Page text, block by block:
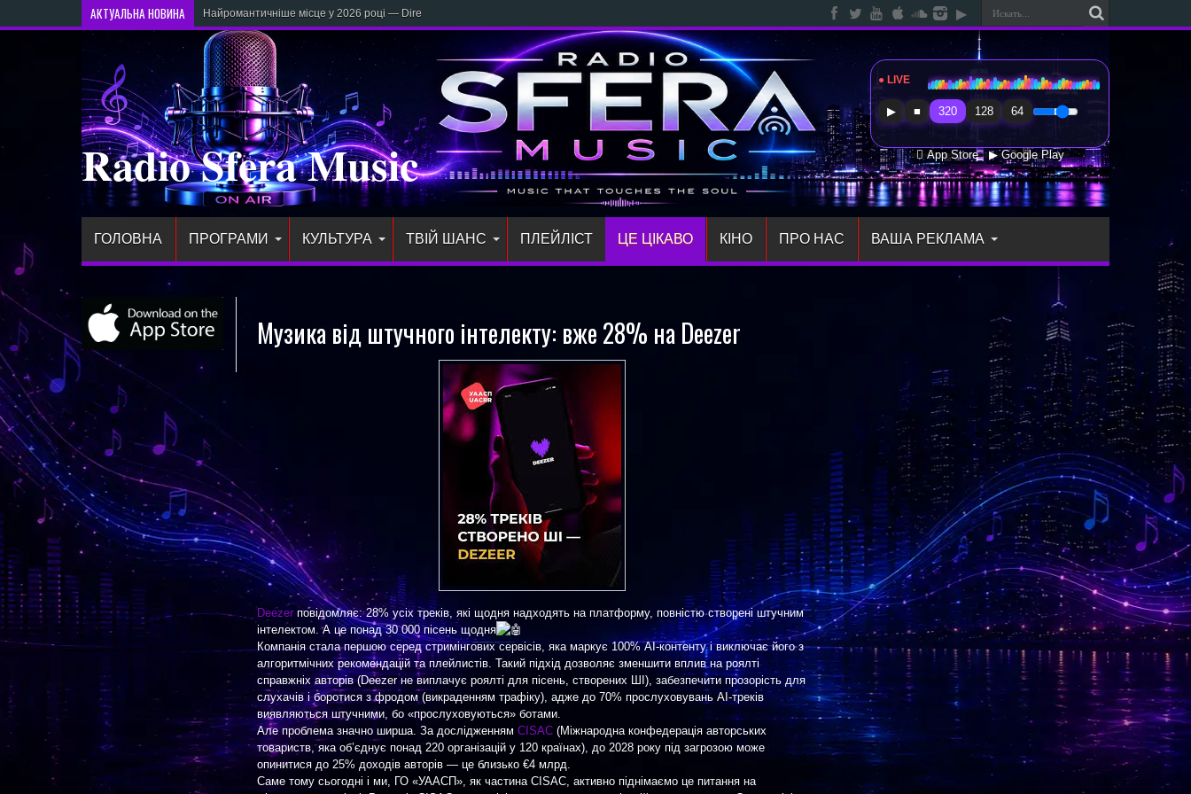
АКТУАЛЬНА НОВИНА Найромантичніше місце у 2026 році — Direct: новий трек NICOLE
Radio Sfera Music
● LIVE Radio Sfera Music
▶ ■ 320 128 64
 App Store ▶ Google Play
ГОЛОВНА ПРОГРАМИ КУЛЬТУРА ТВІЙ ШАНС ПЛЕЙЛIСТ ЦЕ ЦІКАВО КІНО ПРО НАС ВАША РЕКЛАМА
Музика від штучного інтелекту: вже 28% на Deezer
Deezer повідомляє: 28% усіх треків, які щодня надходять на платформу, повністю створені штучним
інтелектом. А це понад 30 000 пісень щодня
Компанія стала першою серед стримінгових сервісів, яка маркує 100% AI-контенту і виключає його з
алгоритмічних рекомендацій та плейлистів. Такий підхід дозволяє зменшити вплив на роялті
справжніх авторів (Deezer не виплачує роялті для пісень, створених ШІ), забезпечити прозорість для
слухачів і боротися з фродом (викраденням трафіку), адже до 70% прослуховувань AI-треків
виявляються штучними, бо «прослуховуються» ботами.
Але проблема значно ширша. За дослідженням CISAC (Міжнародна конфедерація авторських
товариств, яка об’єднує понад 220 організацій у 120 країнах), до 2028 року під загрозою може
опинитися до 25% доходів авторів — це близько €4 млрд.
Саме тому сьогодні і ми, ГО «УААСП», як частина CISAC, активно піднімаємо це питання на